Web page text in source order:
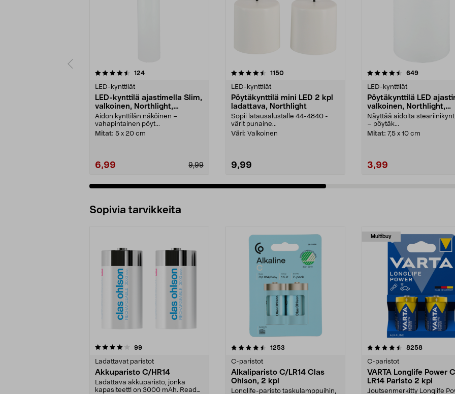
124arvostelut
LED-kynttilät
LED-kynttilä ajastimella Slim,
valkoinen, Northlight,
halkaisija 5 cm
Aidon kynttilän näköinen –
vahapintainen pöyt...
Mitat: 5 x 20 cm
6,99 9,99
4.5 viidestä
1150arvostelut
LED-kynttilät
Pöytäkynttilä mini LED 2 kpl
ladattava, Northlight
Sopii latausalustalle 44-4840 -
värit punaine...
Väri: Valkoinen
9,99
4.5 viidestä
649arvostelut
LED-kynttilät
Pöytäkynttilä LED
valkoinen, Northlight,
halkaisija 7,5 cm
Näyttää aidolta
– pöytäk...
Mitat: 7,5 x 10 cm
3,99
4.5 viidestä
Sopivia tarvikkeita
99arvostelut
Ladattavat paristot
Akkuparisto C/HR14
Ladattava akkuparisto, jonka
kapasiteetti on 3000 mAh. Ready
4.5viidestä
1253
C-paristot
Alkaliparisto C/LR14 Clas
Ohlson, 2 kpl
Longlife-paristo taskulamppuihin,
Multibuy
4.5viidestä
8258arvostelut
C-paristot
VARTA Longlife Power
LR14 Paristo 2 kpl
Joutsenmerkitty Longlife